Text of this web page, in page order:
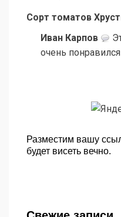
Сорт томатов
Иван Карпов
очень
Разместим вашу
будет висеть вечно.